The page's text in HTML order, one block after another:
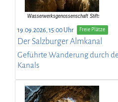
19.09.2026, 15:00 Uhr Freie Plätze
Der Salzburger Almkanal
Geführte Wanderung durch
Kanals